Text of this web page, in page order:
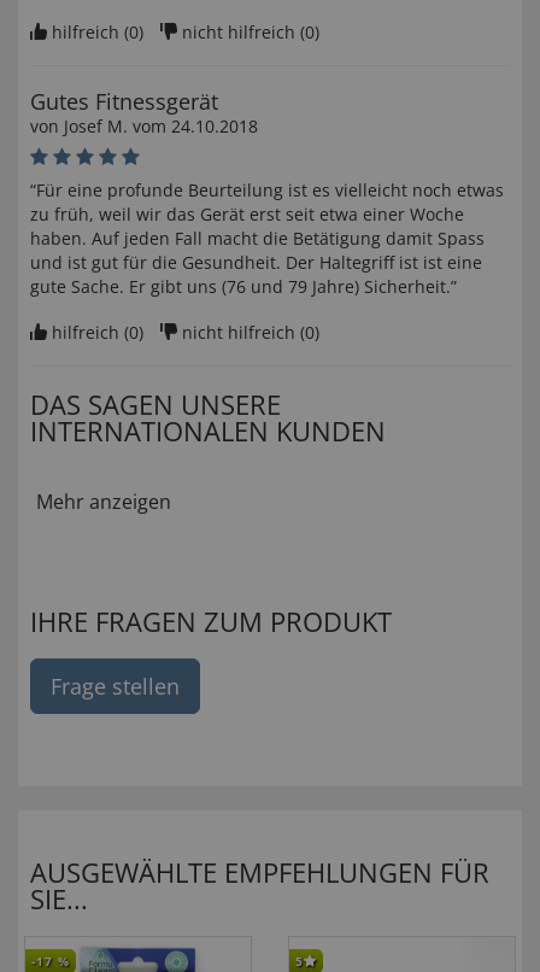
hilfreich (0) nicht hilfreich (0)
Gutes Fitnessgerät
von Josef M. vom 24.10.2018
“Für eine profunde Beurteilung ist es vielleicht noch etwas
zu früh, weil wir das Gerät erst seit etwa einer Woche
haben. Auf jeden Fall macht die Betätigung damit Spass
und ist gut für die Gesundheit. Der Haltegriff ist ist eine
gute Sache. Er gibt uns (76 und 79 Jahre) Sicherheit.”
hilfreich (0) nicht hilfreich (0)
DAS SAGEN UNSERE
INTERNATIONALEN KUNDEN
Mehr anzeigen
IHRE FRAGEN ZUM PRODUKT
Frage stellen
AUSGEWÄHLTE EMPFEHLUNGEN FÜR
SIE...
-17 % 5